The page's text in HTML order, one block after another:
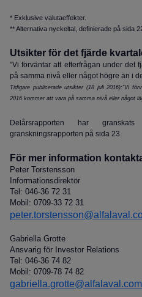
* Exklusive valutaeffekter.
** Alternativa nyckeltal, definierade på sida
Utsikter för det fjärde
”Vi förväntar att efterfrågan under det
på samma nivå eller något högre än i
Tidigare publicerade utsikter (18 juli 2016):”Vi
2016 kommer att vara på samma nivå eller något
Delårsrapporten har
granskningsrapporten på sida 23.
För mer information
Peter Torstensson
Informationsdirektör
Tel: 046-36 72 31
Mobil: 0709-33 72 31
Gabriella Grotte
Ansvarig för Investor Relations
Tel: 046-36 74 82
Mobil: 0709-78 74 82
gabriella.grotte@alfalaval.com